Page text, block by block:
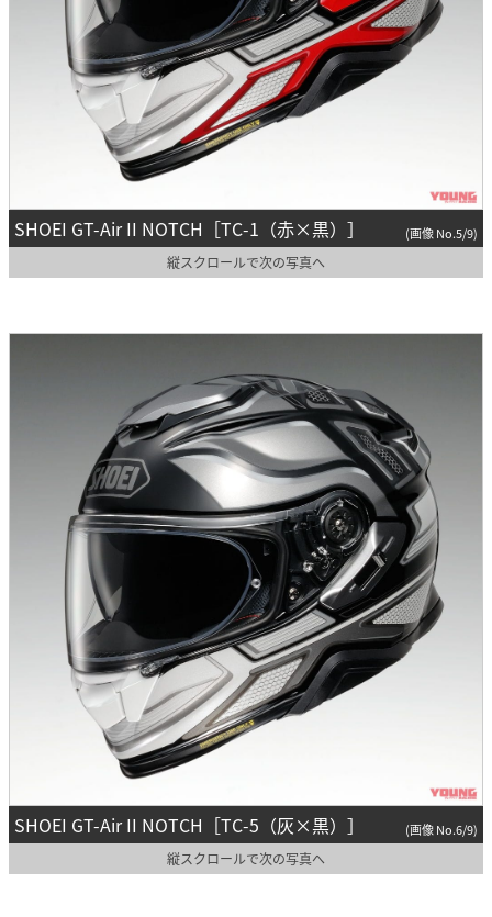
SHOEI GT-Air II NOTCH［TC-1（赤×黒）］ (画像 No.5/9)
縦スクロールで次の写真へ
SHOEI GT-Air II NOTCH［TC-5（灰×黒）］ (画像 No.6/9)
縦スクロールで次の写真へ